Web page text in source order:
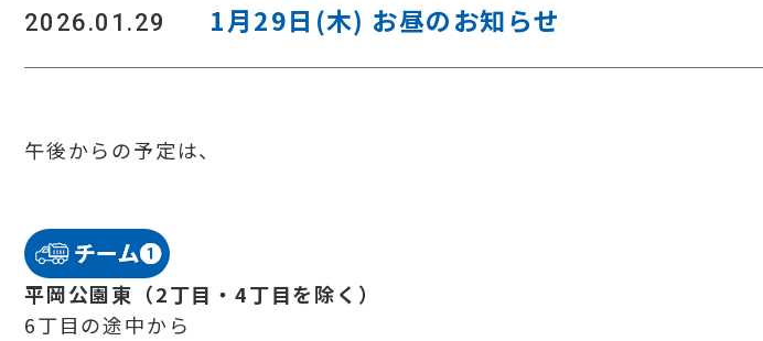
2026.01.29 1月29日(木) お昼のお知らせ
午後からの予定は、
平岡公園東（2丁目・4丁目を除く）
6丁目の途中から